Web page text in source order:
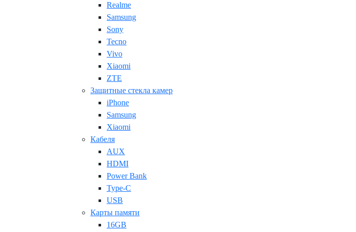
Realme
Samsung
Sony
Tecno
Vivo
Xiaomi
ZTE
Защитные стекла камер
iPhone
Samsung
Xiaomi
Кабеля
AUX
HDMI
Power Bank
Type-C
USB
Карты памяти
16GB